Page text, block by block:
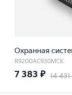
Охранная
R9200AC930MCK
7 383 ₽ 14 431